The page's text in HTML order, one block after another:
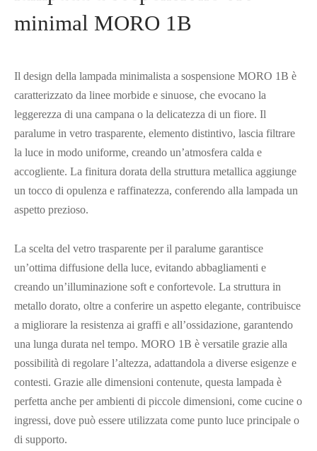
minimal MORO 1B
Il design della lampada minimalista a sospensione MORO 1B è
caratterizzato da linee morbide e sinuose, che evocano la
leggerezza di una campana o la delicatezza di un fiore. Il
paralume in vetro trasparente, elemento distintivo, lascia filtrare
la luce in modo uniforme, creando un’atmosfera calda e
accogliente. La finitura dorata della struttura metallica aggiunge
un tocco di opulenza e raffinatezza, conferendo alla lampada un
aspetto prezioso.
La scelta del vetro trasparente per il paralume garantisce
un’ottima diffusione della luce, evitando abbagliamenti e
creando un’illuminazione soft e confortevole. La struttura in
metallo dorato, oltre a conferire un aspetto elegante, contribuisce
a migliorare la resistenza ai graffi e all’ossidazione, garantendo
una lunga durata nel tempo. MORO 1B è versatile grazie alla
possibilità di regolare l’altezza, adattandola a diverse esigenze e
contesti. Grazie alle dimensioni contenute, questa lampada è
perfetta anche per ambienti di piccole dimensioni, come cucine o
ingressi, dove può essere utilizzata come punto luce principale o
di supporto.